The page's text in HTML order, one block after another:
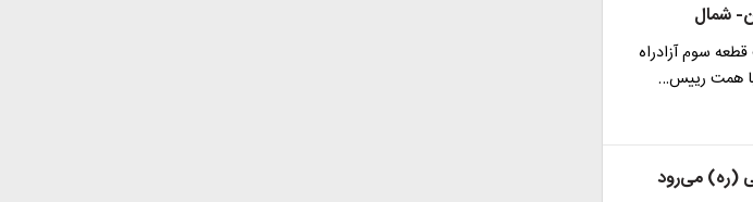
شمال
سوم آزادراه
همت رییس…
(ره) می‌رود